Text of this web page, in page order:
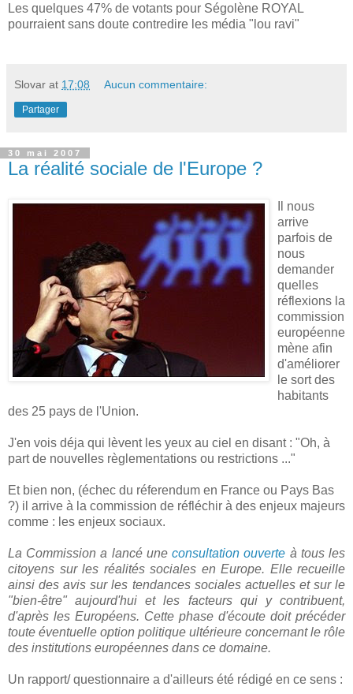
Les quelques 47% de votants pour Ségolène ROYAL
pourraient sans doute contredire les média "lou ravi"
Slovar at 17:08 Aucun commentaire:
Partager
30 mai 2007
La réalité sociale de l'Europe ?
Il nous
arrive
parfois de
nous
demander
quelles
réflexions la
commission
européenne
mène afin
d'améliorer
le sort des
habitants
des 25 pays de l'Union.
J'en vois déja qui lèvent les yeux au ciel en disant : "Oh, à
part de nouvelles règlementations ou restrictions ..."
Et bien non, (échec du réferendum en France ou Pays Bas
?) il arrive à la commission de réfléchir à des enjeux majeurs
comme : les enjeux sociaux.
La Commission a lancé uneconsultation ouverte à tous les
citoyens sur les réalités sociales en Europe. Elle recueille
ainsi des avis sur les tendances sociales actuelles et sur le
"bien-être" aujourd'hui et les facteurs qui y contribuent,
d'après les Européens. Cette phase d'écoute doit précéder
toute éventuelle option politique ultérieure concernant le rôle
des institutions européennes dans ce domaine.
Un rapport/ questionnaire a d'ailleurs été rédigé en ce sens :